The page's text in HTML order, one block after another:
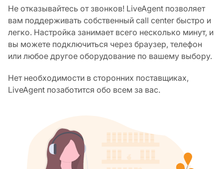
Не отказывайтесь от звонков! LiveAgent позволяет
вам поддерживать собственный call center быстро и
легко. Настройка занимает всего несколько минут, и
вы можете подключиться через браузер, телефон
или любое другое оборудование по вашему выбору.
Нет необходимости в сторонних поставщиках,
LiveAgent позаботится обо всем за вас.